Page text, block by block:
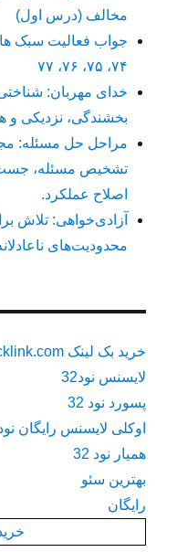
مخالف (درس اول)
۷۴، ۷۵، ۷۶، ۷۷
خدای مهربان: شناختی
بخشندگی، نزدیکی و
مراحل حل مسئله:
تشخیص مسئله،
اصلاح عملکرد.
آزادی‌خواهی: تلاش
محدودیت‌های
خرید بک لینک behtarinbacklink.com
لایسنس نود32
پسورد نود 32
اوکلی لایسنس رایگان نود
همیار نود 32
بهترین سئو
رایگان